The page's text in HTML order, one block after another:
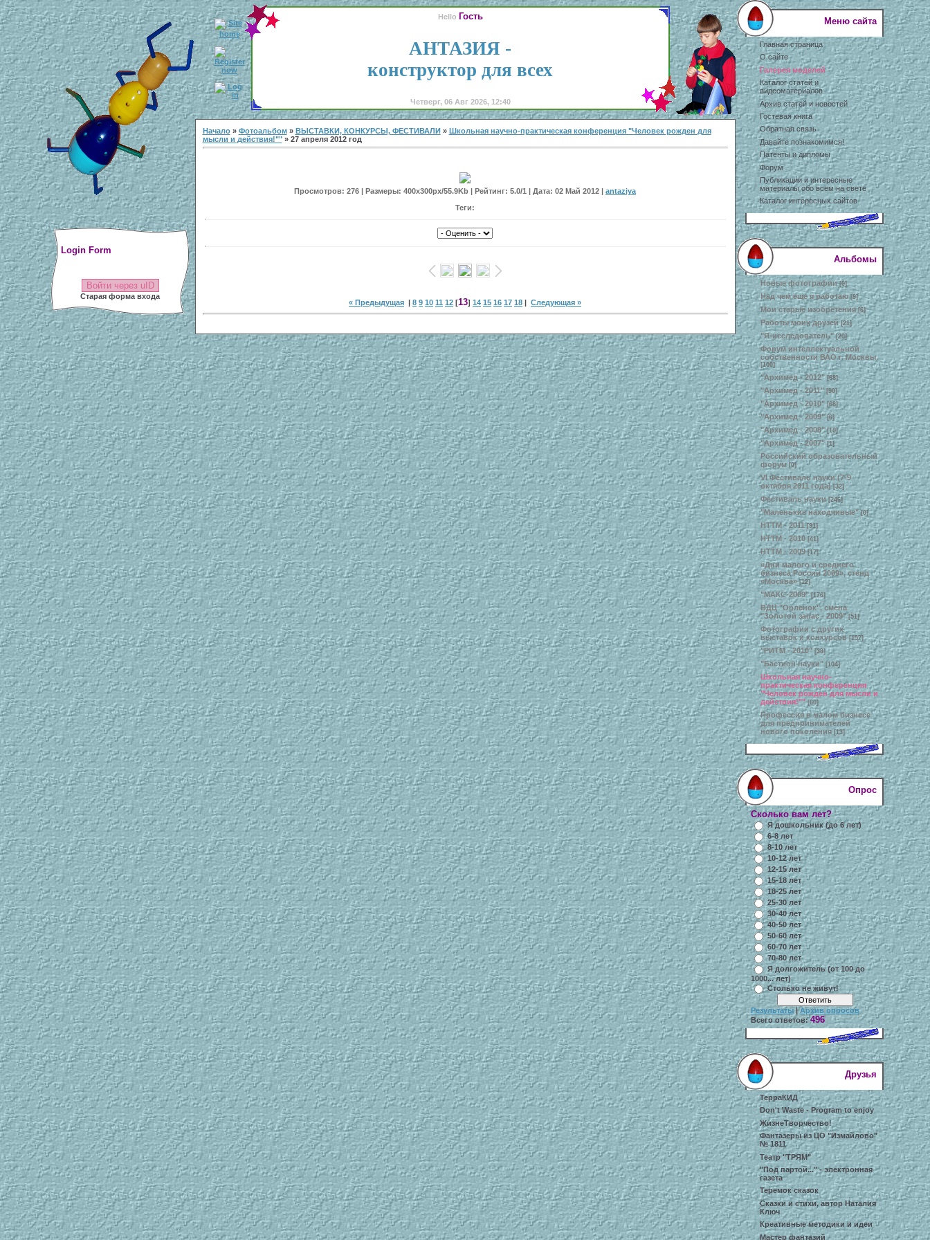
Login Form
Войти через uID
Старая форма входа
Hello Гость
АНТАЗИЯ -
конструктор для всех
Четверг, 06 Авг 2026, 12:40
Начало» Фотоальбом» ВЫСТАВКИ, КОНКУРСЫ, ФЕСТИВАЛИ» Школьная научно-практическая конференция "Человек рожден для
мысли и действия!""» 27 апреля 2012 год
Просмотров: 276 | Размеры: 400x300px/55.9Kb | Рейтинг: 5.0/1 | Дата: 02 Май 2012 | antaziya
Теги:
« Предыдущая | 8 9 10 11 12 [13] 14 15 16 17 18 | Следующая »
Меню сайта
Главная страница
О сайте
Галерея моделей
Каталог статей и
видеоматериалов
Архив статей и новостей
Гостевая книга
Обратная связь
Давайте познакомимся!
Патенты и дипломы
Форум
Публикации и интересные
материалы обо всем на свете
Каталог интересных сайтов
Альбомы
Новые фотографии [0]
Над чем еще я работаю [9]
Мои старые изобретения [6]
Работы моих друзей [21]
"Я-исследователь" [20]
Форум интеллектуальной
собственности ВАО г. Москвы
[100]
"Архимед - 2012" [68]
"Архимед - 2011" [90]
"Архимед - 2010" [68]
"Архимед - 2009" [6]
"Архимед - 2008" [10]
"Архимед - 2007" [1]
Российский образовательный
форум [0]
VI Фестиваль науки (7-9
октября 2011 года) [32]
Фестиваль науки [246]
"Маленькие находчивые" [0]
НТТМ - 2011 [91]
НТТМ - 2010 [41]
НТТМ - 2009 [17]
«Дни малого и среднего
бизнеса России 2009», стенд
«Москва» [12]
"МАКС-2009" [176]
ВДЦ "Орленок", смена
"Золотой запас - 2009" [51]
Фотографии с других
выставок и конкурсов [157]
"РИТМ - 2010" [38]
"Бастион науки" [104]
Школьная научно-
практическая конференция
"Человек рожден для мысли и
действия!"" [60]
Профессия в малом бизнесе
для предпринимателей
нового поколения [13]
Опрос
Сколько вам лет?
Я дошкольник (до 6 лет)
6-8 лет
8-10 лет
10-12 лет
12-15 лет
15-18 лет
18-25 лет
25-30 лет
30-40 лет
40-50 лет
50-60 лет
60-70 лет
70-80 лет
Я долгожитель (от 100 до
1000... лет)
Столько не живут!
Результаты|Архив опросов
Всего ответов:496
Друзья
ТерраКИД
Don't Waste - Program to enjoy
ЖизнеТворчество!
Фантазеры из ЦО "Измайлово"
№ 1811
Театр "ТРЯМ"
"Под партой..." - электронная
газета
Теремок сказок
Сказки и стихи, автор Наталия
Ключ
Креативные методики и идеи
Мастер фантазий